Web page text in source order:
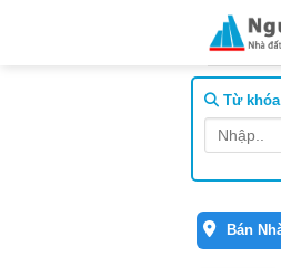
Từ khóa
Bán